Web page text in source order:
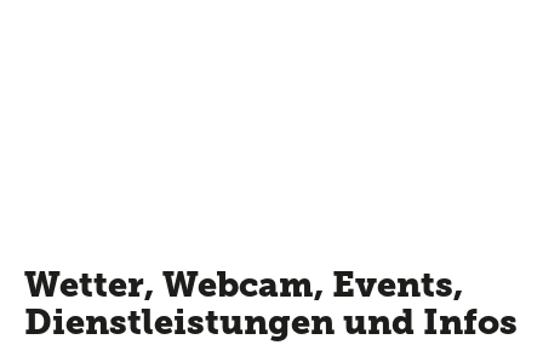
Wetter, Webcam, Events,
Dienstleistungen und Infos